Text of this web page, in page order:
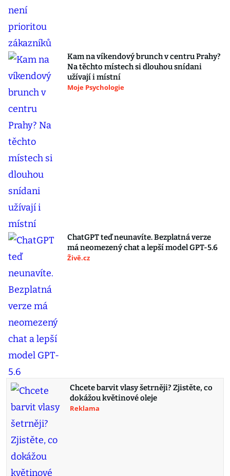
Kam na víkendový brunch v centru Prahy?
Na těchto místech si dlouhou snídani
užívají i místní
Moje Psychologie
ChatGPT teď neunavíte. Bezplatná verze
má neomezený chat a lepší model GPT-5.6
Živě.cz
Chcete barvit vlasy šetrněji? Zjistěte, co
dokážou květinové oleje
Reklama